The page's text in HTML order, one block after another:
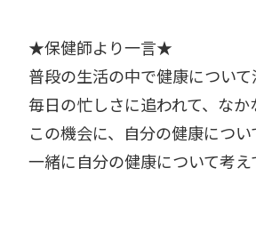
★保健師より一言★
普段の生活の中で健康につい
毎日の忙しさに追われて、な
この機会に、自分の健康につい
一緒に自分の健康について考え